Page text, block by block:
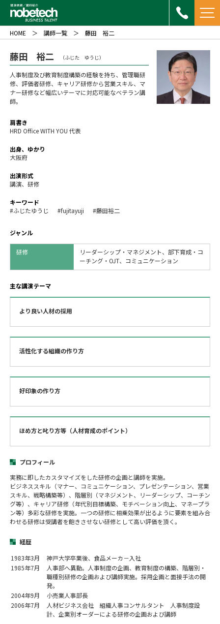
HOME 講師一覧 藤田 裕二
藤田 裕二 （ふじた ゆうじ）
人事制度及び教育制度構築の経験を持ち、管理職研
修、評価者研修、キャリア研修から営業スキル、マ
ナー研修など幅広いテーマに対応可能なベテラン講
師。
肩書き
HRD Office WITH YOU 代表
出身、ゆかり
大阪府
出演形式
講演、研修
キーワード
#ふじたゆうじ
#fujitayuji #藤田裕二
ジャンル
研修
リーダーシップ・マネジメント、部下育成・コ
ーチング・OJT、コミュニケーション
主な講演テーマ
より良い人材の採用
活性化する組織の作り方
好印象の作り方
ほめ方と叱り方等（人材育成のポイント）
プロフィール
実務に即したカスタマイズをした研修の企画と講師を実施。
ビジネススキル（マナー、コミュニケーション、プレゼンテーション、営業
スキル、戦略構築等）、階層別（マネジメント、リーダーシップ、コーチン
グ等）、キャリア研修（年代別目標構築、モチベーション向上、マネープラ
ン等）多彩な研修を実施。一つの研修に相乗効果が出るように要素を組み合
わせる研修は受講者を飽きさせない研修として高い評価を頂く。
経歴
1983年3月
神戸大学卒業後、食品メーカ－入社
1985年7月
人事部へ異動。人事制度の企画、教育制度の構築、階層別・
職種別研修の企画および講師実施。採用企画と面接手法の開
発。
2004年9月
小売業人事部長
2006年7月
人材ビジネス会社 組織人事コンサルタント 人事制度設
計、企業別オーダーによる研修の企画および講師